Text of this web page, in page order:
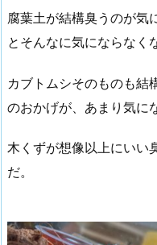
腐葉土が結構臭うのが気
とそんなに気にならなく
カブトムシそのものも結
のおかげが、あまり気に
木くずが想像以上にいい
だ。